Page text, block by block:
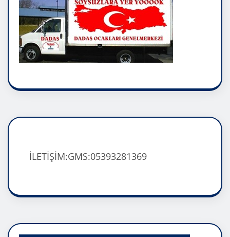
İLETİŞİM:GMS:05393281369